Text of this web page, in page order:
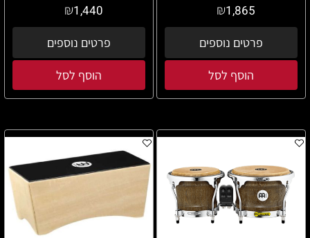
₪1,865
פרטים נוספים
הוסף לסל
₪1,440
פרטים נוספים
הוסף לסל